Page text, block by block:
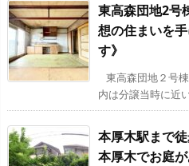
東高森団地2号
想の住まいを
す》
東高森団地２号
内は分譲当時に近
本厚木駅まで
本厚木でお庭